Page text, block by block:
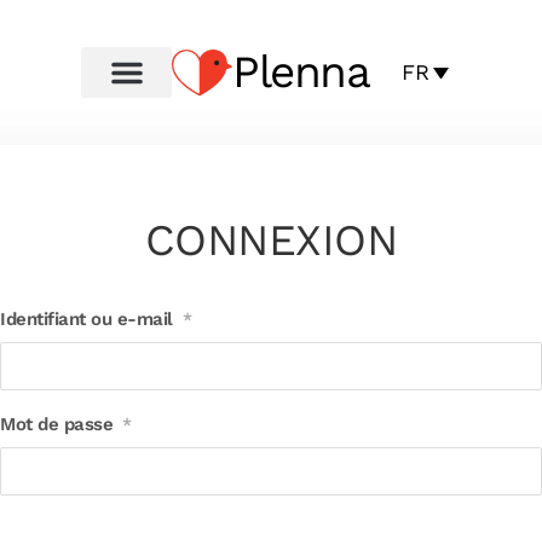
Plenna FR
CONNEXION
Identifiant ou e-mail *
Mot de passe *